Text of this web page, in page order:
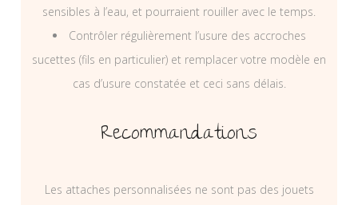
sensibles à l’eau, et pourraient rouiller avec le temps.
Contrôler régulièrement l’usure des accroches
sucettes (fils en particulier) et remplacer votre modèle en
cas d’usure constatée et ceci sans délais.
Recommandations
Les attaches personnalisées ne sont pas des jouets